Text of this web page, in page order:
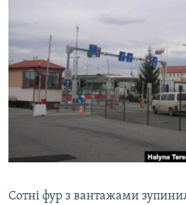
ВСЕ ЗА ДЕНЬ
СПЕЦПРОЕКТИ
ДЕПОРТАЦІЯ
ВІДЕОУРОКИ «ELIFBE»
СВІДЧЕННЯ ОКУПАЦІЇ
УКРАЇНСЬКА ПРОБЛЕМА КРИМУ
ЯК ОБІЙТИ БЛОКУВАННЯ
Русский
Сотні фур з вантажами